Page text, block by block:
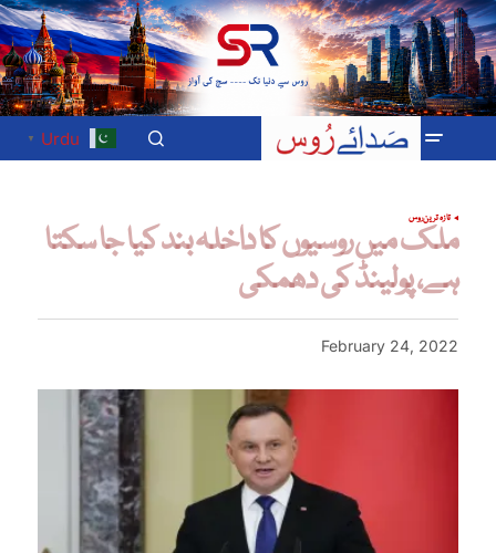
Urdu
▼
تازہ ترینروس
ملک میں روسیوں کا داخلہ بند کیا جا سکتا
ہے، پولینڈ کی دھمکی
February 24, 2022